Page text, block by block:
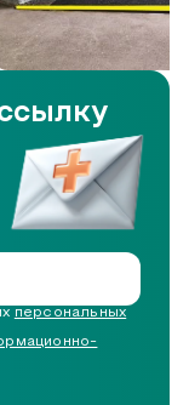
персональных